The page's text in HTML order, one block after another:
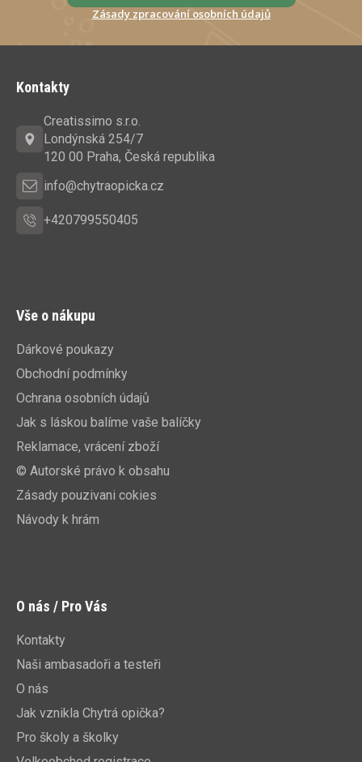
Zásady zpracování osobních údajů
Kontakty
Creatissimo s.r.o.
Londýnská 254/7
120 00 Praha, Česká republika
info@chytraopicka.cz
+420799550405
Vše o nákupu
Dárkové poukazy
Obchodní podmínky
Ochrana osobních údajů
Jak s láskou balíme vaše balíčky
Reklamace, vrácení zboží
© Autorské právo k obsahu
Zásady pouzivani cokies
Návody k hrám
O nás / Pro Vás
Kontakty
Naši ambasadoři a testeři
O nás
Jak vznikla Chytrá opička?
Pro školy a školky